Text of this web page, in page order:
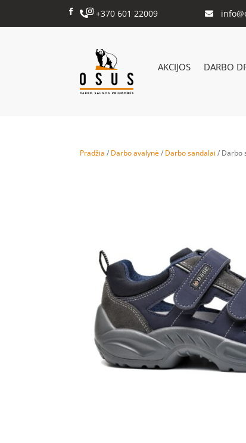
 +370 601 22009 
AKCIJOS DARBO
Pradžia / Darbo avalynė/ Darbo sandalai / Darbo